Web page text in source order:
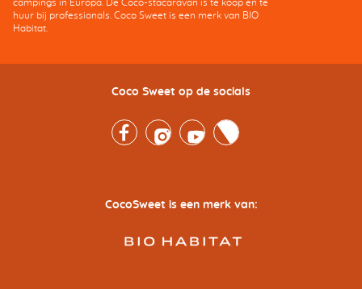
campings in Europa. De Coco-stacaravan is te koop en te
huur bij professionals. Coco Sweet is een merk van BIO
Habitat.
Coco Sweet op de socials
FacebookInstagramYoutubeTwitter
CocoSweet is een merk van: